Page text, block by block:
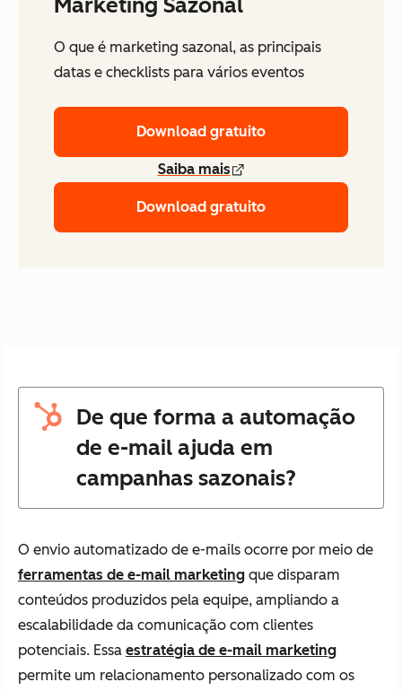
O que é marketing sazonal, as principais
datas e checklists para vários eventos
Download gratuito
Saiba mais
Download gratuito
De que forma a automação
de e-mail ajuda em
campanhas sazonais?
O envio automatizado de e-mails ocorre por meio de
ferramentas de e-mail marketing que disparam
conteúdos produzidos pela equipe, ampliando a
escalabilidade da comunicação com clientes
potenciais. Essa estratégia de e-mail marketing
permite um relacionamento personalizado com os